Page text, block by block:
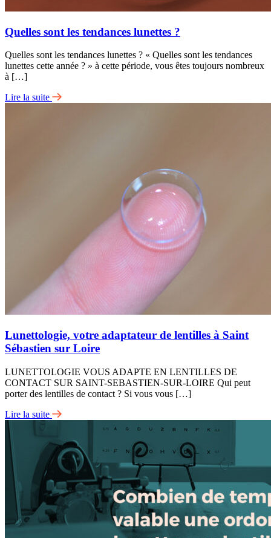
Quelles sont les tendances lunettes ?
Quelles sont les tendances lunettes ? « Quelles sont les tendances
lunettes cette année ? » à cette période, vous êtes toujours nombreux
à […]
Lire la suite
Lunettologie, votre adaptateur de lentilles à Saint
Sébastien sur Loire
LUNETTOLOGIE VOUS ADAPTE EN LENTILLES DE
CONTACT SUR SAINT-SEBASTIEN-SUR-LOIRE Qui peut
porter des lentilles de contact ? Si vous vous […]
Lire la suite